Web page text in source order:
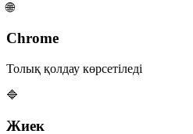
🌐
Chrome
Толық қолдау көрсетіледі
🔷
Жиек